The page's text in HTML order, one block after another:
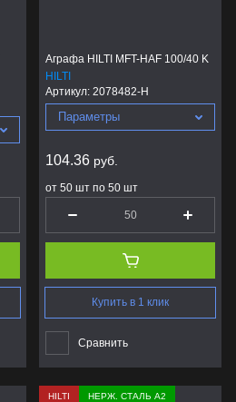
Аграфа HILTI MFT-HAF 100/40 K
HILTI
Артикул: 2078482-H
Параметры
104.36 руб.
от 50 шт по 50 шт
Купить в 1 клик
Сравнить
HILTI НЕРЖ. СТАЛЬ А2